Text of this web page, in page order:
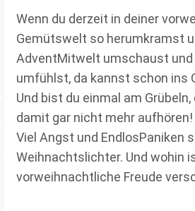
Wenn du derzeit in deiner
Gemütswelt so herumkramst
AdventMitwelt umschaust und
umfühlst, da kannst schon ins
Und bist du einmal am
damit gar nicht mehr aufhören!
Viel Angst und EndlosPaniken
Weihnachtslichter. Und wohin
vorweihnachtliche Freude